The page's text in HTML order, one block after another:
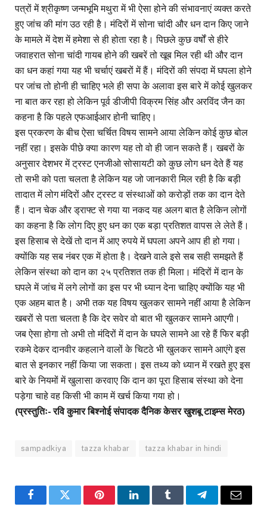
पत्रों में श्रीकृष्ण जन्मभूमि मथुरा में भी ऐसा होने की संभावनाएं व्यक्त करते
हुए जांच की मांग उठ रही है। मंदिरों में सोना चांदी और धन दान किए जाने
के मामले में देश में हमेशा से ही होता रहा है। पिछले कुछ वर्षों से हीरे
जवाहरात सोना चांदी गायब होने की खबरें तो खूब मिल रही थी और दान
का धन कहां गया यह भी चर्चाएं खबरों में हैं। मंदिरों की संपदा में घपला होने
पर जांच तो होनी ही चाहिए भले ही सपा के अलावा इस बारे में कोई खुलकर
ना बात कर रहा हो लेकिन पूर्व डीजीपी विक्रम सिंह और अरविंद जैन का
कहना है कि पहले एफआईआर होनी चाहिए।
इस प्रकरण के बीच ऐसा चर्चित विषय सामने आया लेकिन कोई कुछ बोल
नहीं रहा। इसके पीछे क्या कारण यह तो वो ही जान सकते हैं। खबरों के
अनुसार देशभर में ट्रस्ट एनजीओ सोसायटी को कुछ लोग धन देते हैं यह
तो सभी को पता चलता है लेकिन यह जो जानकारी मिल रही है कि बड़ी
तादात में लोग मंदिरों और ट्रस्ट व संस्थाओं को करोड़ों तक का दान देते
हैं। दान चेक और ड्राफ्ट से गया या नकद यह अलग बात है लेकिन लोगों
का कहना है कि लोग दिए हुए धन का एक बड़ा प्रतिशत वापस ले लेते हैं।
इस हिसाब से देखें तो दान में आए रुपये में घपला अपने आप ही हो गया।
क्योंकि यह सब नंबर एक में होता है। देखने वाले इसे सब सही समझते हैं
लेकिन संस्था को दान का २५ प्रतिशत तक ही मिला। मंदिरों में दान के
घपले में जांच में लगे लोगों का इस पर भी ध्यान देना चाहिए क्योंकि यह भी
एक अहम बात है। अभी तक यह विषय खुलकर सामने नहीं आया है लेकिन
खबरों से पता चलता है कि देर सवेर वो बात भी खुलकर सामने आएगी।
जब ऐसा होगा तो अभी तो मंदिरों में दान के घपले सामने आ रहे हैं फिर बड़ी
रकमे देकर दानवीर कहलाने वालों के चिटठे भी खुलकर सामने आएंगे इस
बात से इनकार नहीं किया जा सकता। इस तथ्य को ध्यान में रखते हुए इस
बारे के नियमों में खुलासा करवाए कि दान का पूरा हिसाब संस्था को देना
पड़ेगा चाहे वह किसी भी काम में खर्च किया गया हो।
(प्रस्तुतिः- रवि कुमार बिश्नोई संपादक दैनिक केसर खुशबू टाइम्स मेरठ)
sampadkiya tazza khabar tazza khabar in hindi
FacebookTwitter PinterestLinkedInTumblr TelegramEmail